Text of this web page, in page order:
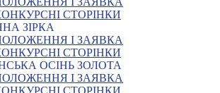
СТОРІНКИ
ЗІРКА
І ЗАЯВКА
СТОРІНКИ
ОСІНЬ ЗОЛОТА
І ЗАЯВКА
СТОРІНКИ